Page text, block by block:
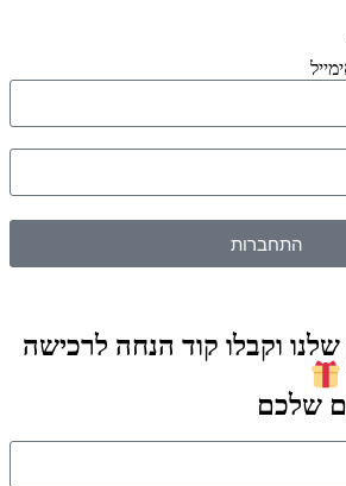
התחברות
וקבלו קוד הנחה לרכישה
שלכם